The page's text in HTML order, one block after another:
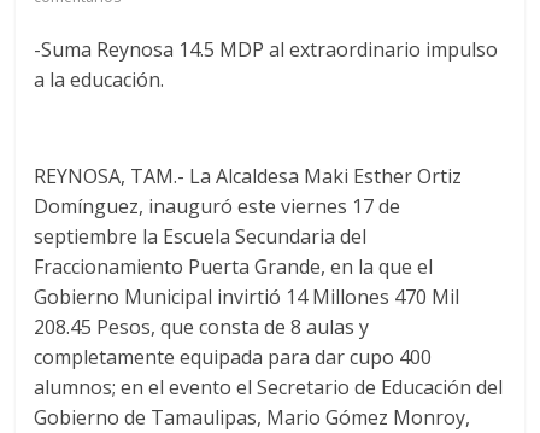
-Suma Reynosa 14.5 MDP al extraordinario impulso
a la educación.
REYNOSA, TAM.- La Alcaldesa Maki Esther Ortiz
Domínguez, inauguró este viernes 17 de
septiembre la Escuela Secundaria del
Fraccionamiento Puerta Grande, en la que el
Gobierno Municipal invirtió 14 Millones 470 Mil
208.45 Pesos, que consta de 8 aulas y
completamente equipada para dar cupo 400
alumnos; en el evento el Secretario de Educación del
Gobierno de Tamaulipas, Mario Gómez Monroy,